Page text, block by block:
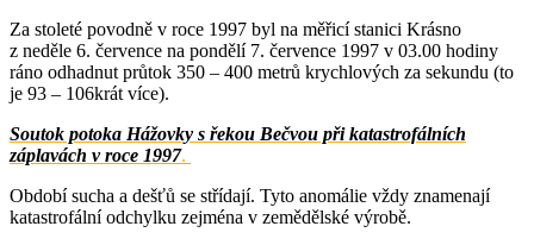
Za stoleté povodně v roce 1997 byl na měřicí stanici Krásno
z neděle 6. července na pondělí 7. července 1997 v 03.00 hodiny
ráno odhadnut průtok 350 – 400 metrů krychlových za sekundu (to
je 93 – 106krát více).
Soutok potoka Hážovky s řekou Bečvou při katastrofálních
záplavách v roce 1997.
Období sucha a dešťů se střídají. Tyto anomálie vždy znamenají
katastrofální odchylku zejména v zemědělské výrobě.